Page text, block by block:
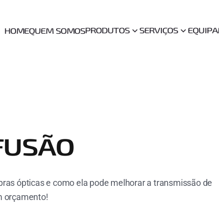
HOMEQUEM SOMOSPRODUTOS SERVIÇOS
ópticas e como ela pode melhorar a transmissão de
orçamento!